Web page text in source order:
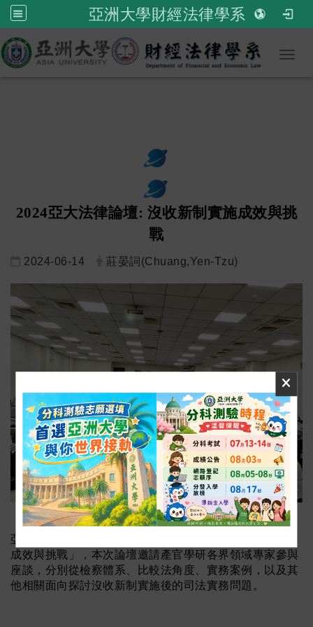
亞洲大學財經法律學系
2024亞大法律論壇: 沒收新制實施成效與挑
戰
2024-06-14 莊晏詞(Chuang,Yen-Tzu)
亞洲大學財法系舉辦「2024亞大法律論壇: 沒收新制實施
成效與挑戰」，本次論壇邀請產官學研各界領域專家參與
座談，分別從檢察體系、比較法角度、實務案例，以及其
他相關面向探討沒收新制實施後的司法實務問題。